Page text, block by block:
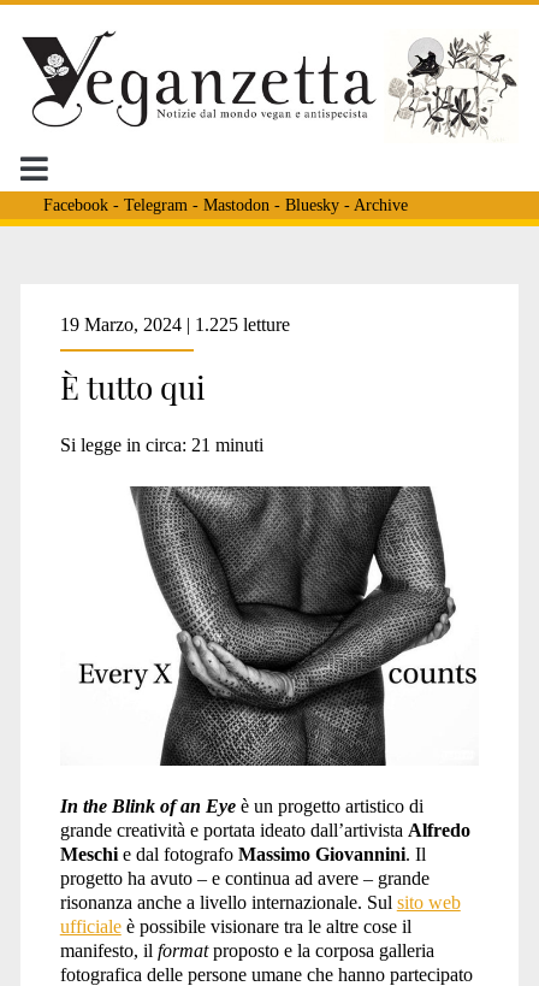
Facebook- Telegram - Mastodon - Bluesky- Archive
Tag:
<span>malattia
x</span>
19 Marzo, 2024 | 1.225 letture
È tutto qui
Si legge in circa: 21 minuti
In the Blink of an Eyeè un progetto artistico di
grande creatività e portata ideato dall’artivista Alfredo
Meschie dal fotografo Massimo Giovannini. Il
progetto ha avuto – e continua ad avere – grande
risonanza anche a livello internazionale. Sul sito web
ufficialeè possibile visionare tra le altre cose il
manifesto, il formatproposto e la corposa galleria
fotografica delle persone umane che hanno partecipato